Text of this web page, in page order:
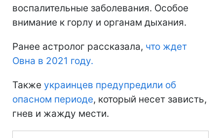
воспалительные заболевания. Особое
внимание к горлу и органам дыхания.
Ранее астролог рассказала, что ждет
Овна в 2021 году.
Также украинцев предупредили об
опасном периоде, который несет зависть,
гнев и жажду мести.